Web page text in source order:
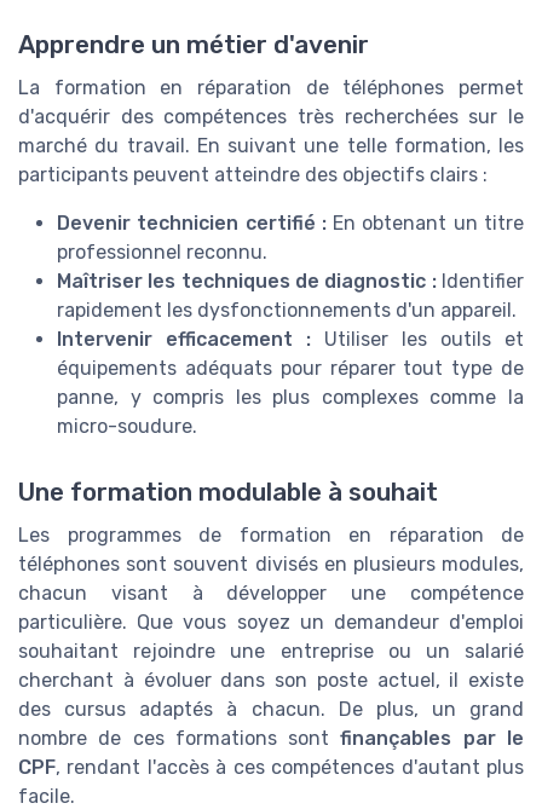
Apprendre un métier d'avenir
La formation en réparation de téléphones permet
d'acquérir des compétences très recherchées sur le
marché du travail. En suivant une telle formation, les
participants peuvent atteindre des objectifs clairs :
Devenir technicien certifié :En obtenant un titre
professionnel reconnu.
Maîtriser les techniques de diagnostic :Identifier
rapidement les dysfonctionnements d'un appareil.
Intervenir efficacement : Utiliser les outils et
équipements adéquats pour réparer tout type de
panne, y compris les plus complexes comme la
micro-soudure.
Une formation modulable à souhait
Les programmes de formation en réparation de
téléphones sont souvent divisés en plusieurs modules,
chacun visant à développer une compétence
particulière. Que vous soyez un demandeur d'emploi
souhaitant rejoindre une entreprise ou un salarié
cherchant à évoluer dans son poste actuel, il existe
des cursus adaptés à chacun. De plus, un grand
nombre de ces formations sontfinançables par le
CPF, rendant l'accès à ces compétences d'autant plus
facile.